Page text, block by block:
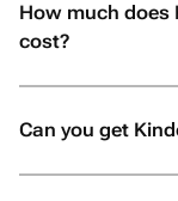
How much does
cost?
Can you get